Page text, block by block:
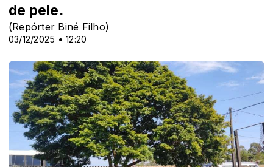
03/12/2025 • 12:20
de pele.
(Repórter Biné Filho)